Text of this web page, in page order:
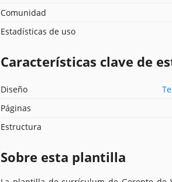
Comunidad
Estadísticas de uso
Características clave de
Diseño
Páginas
Estructura
Sobre esta plantilla